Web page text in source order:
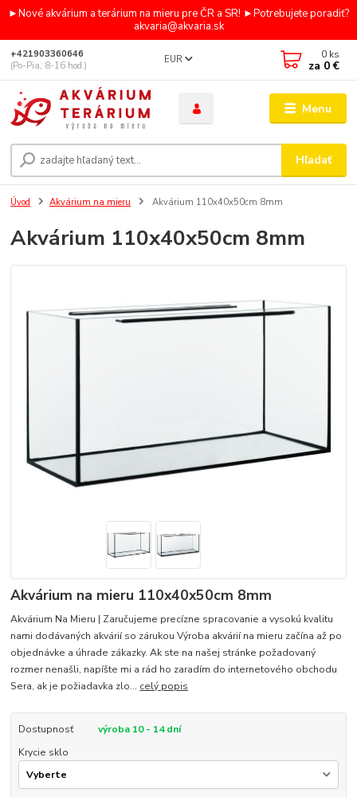
►Nové akvárium a terárium na mieru pre ČR a SR! ►Potrebujete poradiť?
akvaria@akvaria.sk
Menu
EUR
Hľadať
+421903360646
(Po-Pia, 8-16 hod.)
0 ks
za 0 €
Úvod Akvárium na mieru Akvárium 110x40x50cm 8mm
Akvárium 110x40x50cm 8mm
Akvárium na mieru 110x40x50cm 8mm
Akvárium Na Mieru | Zaručujeme precízne spracovanie a vysokú kvalitu
nami dodávaných akvárií so zárukou Výroba akvárií na mieru začína až po
objednávke a úhrade zákazky. Ak ste na našej stránke požadovaný
rozmer nenašli, napíšte mi a rád ho zaradím do internetového obchodu
Sera, ak je požiadavka zlo... celý popis
Dostupnosť
výroba 10 - 14 dní
Krycie sklo